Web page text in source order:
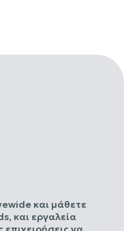
και μάθετε
και εργαλεία